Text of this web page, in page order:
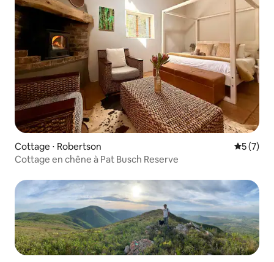
Cottage ⋅ Robertson
5 (7)
Cottage en chêne à Pat Busch Reserve